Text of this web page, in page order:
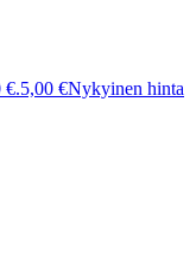
€.5,00 €Nykyinen hinta